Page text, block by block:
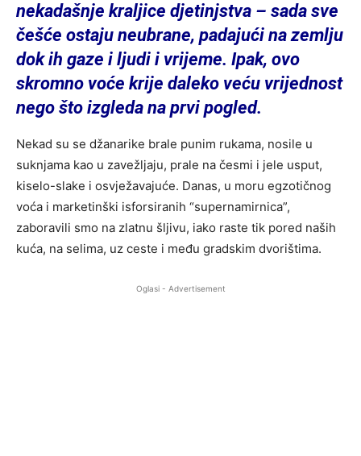
nekadašnje kraljice djetinjstva – sada sve
češće ostaju neubrane, padajući na zemlju
dok ih gaze i ljudi i vrijeme. Ipak, ovo
skromno voće krije daleko veću vrijednost
nego što izgleda na prvi pogled.
Nekad su se džanarike brale punim rukama, nosile u
suknjama kao u zavežljaju, prale na česmi i jele usput,
kiselo-slake i osvježavajuće. Danas, u moru egzotičnog
voća i marketinški isforsiranih “supernamirnica”,
zaboravili smo na zlatnu šljivu, iako raste tik pored naših
kuća, na selima, uz ceste i među gradskim dvorištima.
Oglasi - Advertisement